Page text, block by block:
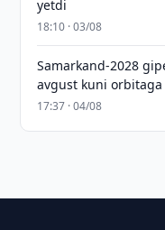
yetdi
18:10 · 03/08
Samarkand-2028
avgust kuni
17:37 · 04/08